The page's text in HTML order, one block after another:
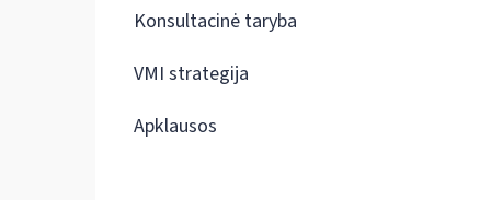
Konsultacinė taryba
VMI strategija
Apklausos